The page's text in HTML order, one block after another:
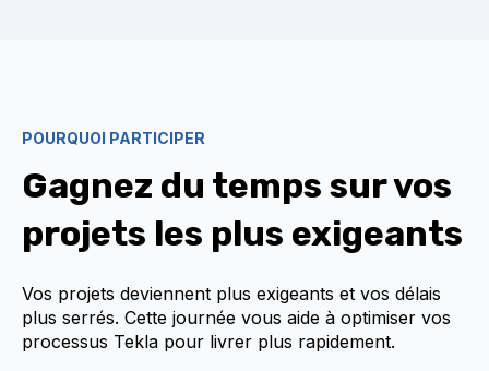
POURQUOI PARTICIPER
Gagnez du temps sur vos
projets les plus exigeants
Vos projets deviennent plus exigeants et vos délais
plus serrés. Cette journée vous aide à optimiser vos
processus Tekla pour livrer plus rapidement.